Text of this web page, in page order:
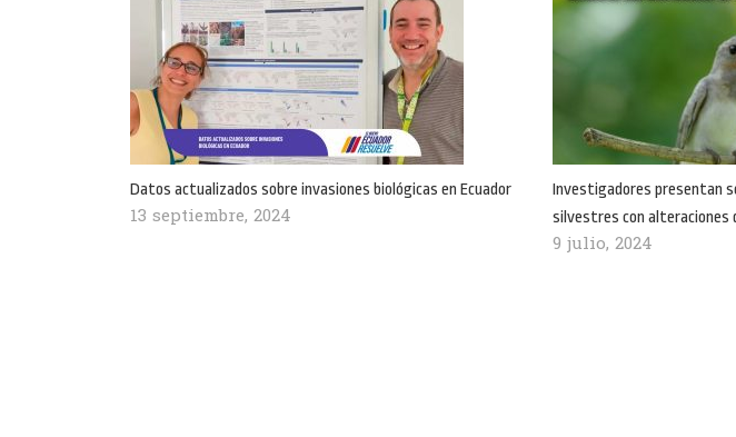
Datos actualizados sobre invasiones biológicas en Ecuador
13 septiembre, 2024
Investigadores presentan
silvestres con alteraciones
9 julio, 2024